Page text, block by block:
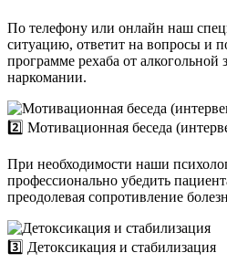
По телефону или онлайн наш
ситуацию, ответит на вопросы и
программе рехаба от алкогольной
наркомании.
2️⃣ Мотивационная беседа
При необходимости наши
профессионально убедить
преодолевая сопротивление
3️⃣ Детоксикация и стабилизация